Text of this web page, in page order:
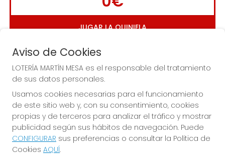
JUGAR LA QUINIELA
Imagen anterior
LOTERÍA MARTÍN MESA
Aviso de Cookies
LOTERÍA MARTÍN MESA es el responsable del tratamiento
de sus datos personales.
Usamos cookies necesarias para el funcionamiento
de este sitio web y, con su consentimiento, cookies
propias y de terceros para analizar el tráfico y mostrar
publicidad según sus hábitos de navegación. Puede
CONFIGURAR sus preferencias o consultar la Política de
Cookies AQUÍ.